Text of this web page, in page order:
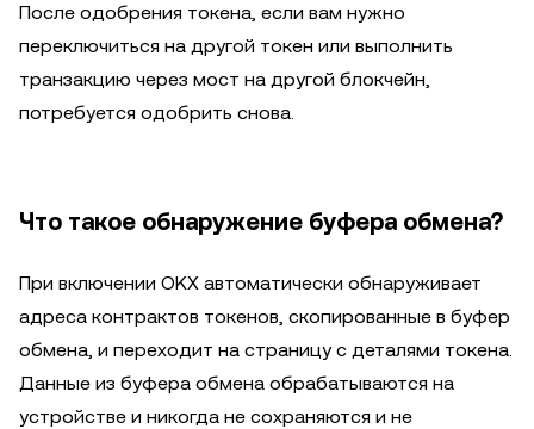
После одобрения токена, если вам нужно
переключиться на другой токен или выполнить
транзакцию через мост на другой блокчейн,
потребуется одобрить снова.
Что такое обнаружение буфера обмена?
При включении OKX автоматически обнаруживает
адреса контрактов токенов, скопированные в буфер
обмена, и переходит на страницу с деталями токена.
Данные из буфера обмена обрабатываются на
устройстве и никогда не сохраняются и не